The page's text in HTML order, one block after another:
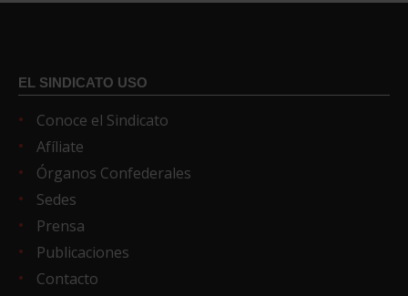
EL SINDICATO USO
Conoce el Sindicato
Afíliate
Órganos Confederales
Sedes
Prensa
Publicaciones
Contacto